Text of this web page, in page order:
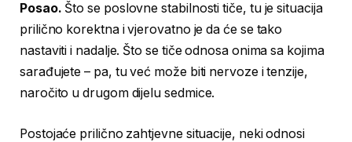
Posao. Što se poslovne stabilnosti tiče, tu je situacija
prilično korektna i vjerovatno je da će se tako
nastaviti i nadalje. Što se tiče odnosa onima sa kojima
sarađujete – pa, tu već može biti nervoze i tenzije,
naročito u drugom dijelu sedmice.
Postojaće prilično zahtjevne situacije, neki odnosi